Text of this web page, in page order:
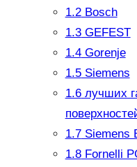
1.2Bosch
1.3GEFEST
1.4Gorenje
1.5Siemens
1.6лучших
1.7Siemens
1.8Fornelli